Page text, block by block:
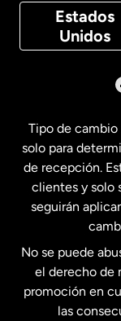
Estados
Unidos
Canadá
Tipo de
solo para
de recepción.
clientes y solo
seguirán
No se puede
el derecho de
promoción en
las